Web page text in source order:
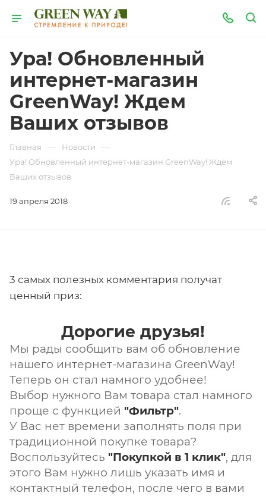
Ура! Обновленный
интернет-магазин
GreenWay! Ждем
Ваших отзывов
Главная — Новости —
Ура! Обновленный интернет-магазин GreenWay! Ждем
Ваших отзывов
19 апреля 2018
3 самых полезных комментария получат
ценный приз:
Дорогие друзья!
Мы рады сообщить вам об обновление
нашего интернет-магазина GreenWaу!
Теперь он стал намного удобнее!
Выбор нужного Вам товара стал намного
проще с функцией "Фильтр".
У Вас нет времени заполнять поля при
традиционной покупке товара?
Воспользуйтесь "Покупкой в 1 клик", для
этого Вам нужно лишь указать имя и
контактный телефон, после чего в вами